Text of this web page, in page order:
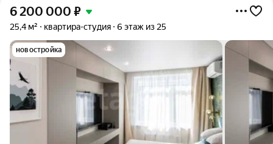
6 200 000 ₽
25,4 м² квартира-студия 6 этаж из 25
новостройка